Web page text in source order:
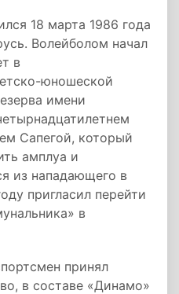
18 марта 1986 года
Волейболом начал
в
юношеской
имени
Сапегой, который
амплуа и
из нападающего в
пригласил перейти
в
принял
в составе «Динамо»